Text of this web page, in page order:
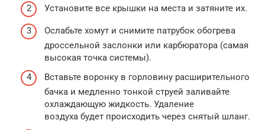
Установите все крышки на места и затяните их.
Ослабьте хомут и снимите патрубок обогрева
дроссельной заслонки или карбюратора (самая
высокая точка системы).
Вставьте воронку в горловину расширительного
бачка и медленно тонкой струей заливайте
охлаждающую жидкость. Удаление
воздуха будет происходить через снятый шланг.